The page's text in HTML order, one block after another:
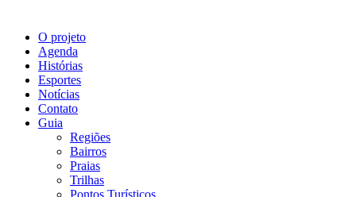
O projeto
Agenda
Histórias
Esportes
Notícias
Contato
Guia
Regiões
Bairros
Praias
Trilhas
Pontos Turísticos